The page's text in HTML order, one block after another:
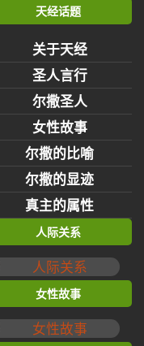
天经话题
关于天经
圣人言行
尔撒圣人
女性故事
尔撒的比喻
尔撒的显迹
真主的属性
人际关系
女性故事